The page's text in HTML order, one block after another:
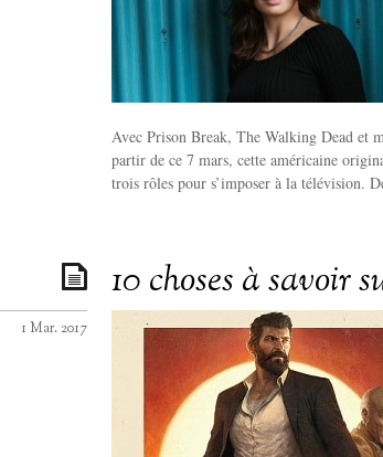
Avec Prison Break, The Walking Dead et
partir de ce 7 mars, cette américaine
trois rôles pour s’imposer à la télévision.
10 choses à savoir
1 Mar. 2017